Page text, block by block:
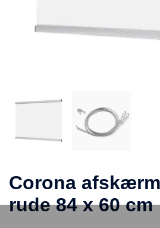
Corona
rude 84 x 60 cm